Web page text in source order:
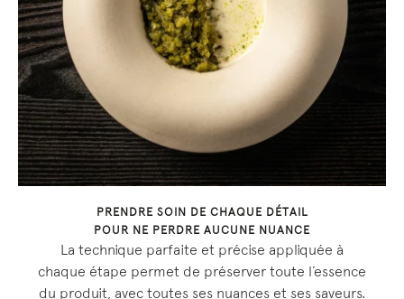
PRENDRE SOIN DE CHAQUE DÉTAIL
POUR NE PERDRE AUCUNE NUANCE
La technique parfaite et précise appliquée à
chaque étape permet de préserver toute l’essence
du produit, avec toutes ses nuances et ses saveurs.